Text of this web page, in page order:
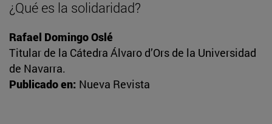
¿Qué es la solidaridad?
Rafael Domingo Oslé
Titular de la Cátedra Álvaro d’Ors de la Universidad
de Navarra.
Publicado en: Nueva Revista